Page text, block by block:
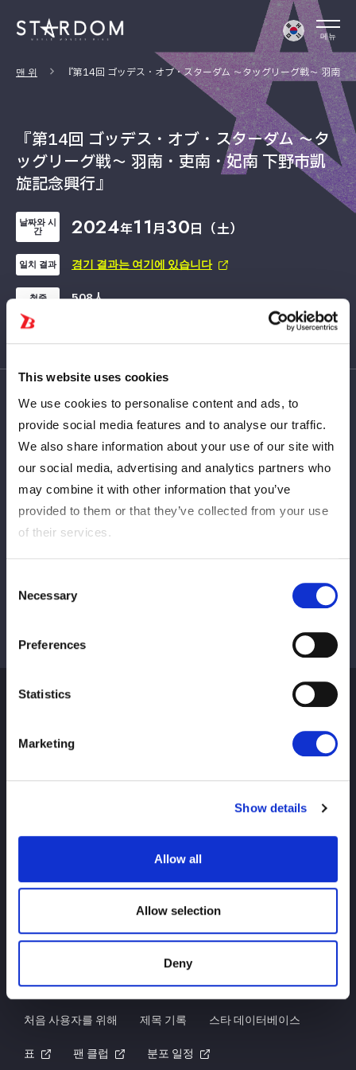
This website uses cookies
We use cookies to personalise content and ads, to
provide social media features and to analyse our traffic.
We also share information about your use of our site with
our social media, advertising and analytics partners who
may combine it with other information that you’ve
provided to them or that they’ve collected from your use
of their services.
Selection
Necessary
Preferences
Statistics
Marketing
Show details
Allow all
Allow selection
Deny
메뉴
맨 위 『第14回 ゴッデス・オブ・スターダム ～タッグリーグ戦～ 羽南
『第14回 ゴッデス・オブ・スターダム ～タ
ッグリーグ戦～ 羽南・吏南・妃南 下野市凱
旋記念興行』
날짜와 시
간 2024年11月30日（土）
일치 결과 경기 결과는 여기에 있습니다
청중 508人
이전 다음
모두보기
토너먼트 결과
플레이어 소개
문의
처음 사용자를 위해 제목 기록
스타 데이터베이스
표
팬 클럽 분포 일정